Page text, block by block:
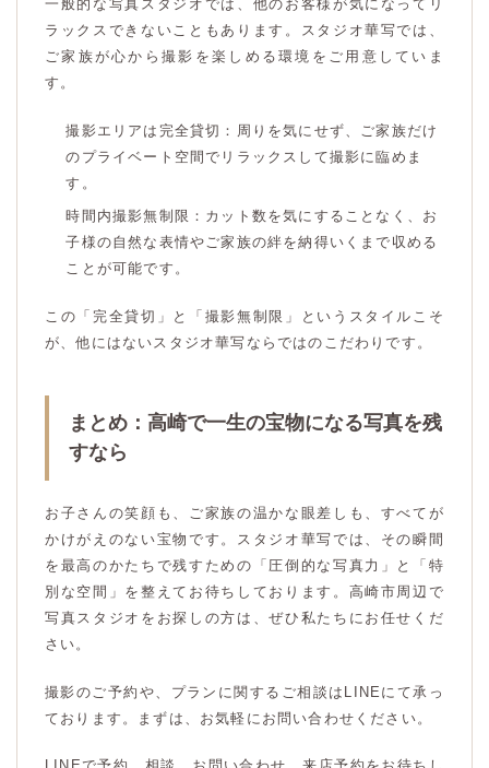
一般的な写真スタジオでは、他のお客様が気になってリ
ラックスできないこともあります。スタジオ華写では、
ご家族が心から撮影を楽しめる環境をご用意していま
す。
撮影エリアは完全貸切：周りを気にせず、ご家族だけ
のプライベート空間でリラックスして撮影に臨めま
す。
時間内撮影無制限：カット数を気にすることなく、お
子様の自然な表情やご家族の絆を納得いくまで収める
ことが可能です。
この「完全貸切」と「撮影無制限」というスタイルこそ
が、他にはないスタジオ華写ならではのこだわりです。
まとめ：高崎で一生の宝物になる写真を残
すなら
お子さんの笑顔も、ご家族の温かな眼差しも、すべてが
かけがえのない宝物です。スタジオ華写では、その瞬間
を最高のかたちで残すための「圧倒的な写真力」と「特
別な空間」を整えてお待ちしております。高崎市周辺で
写真スタジオをお探しの方は、ぜひ私たちにお任せくだ
さい。
撮影のご予約や、プランに関するご相談はLINEにて承っ
ております。まずは、お気軽にお問い合わせください。